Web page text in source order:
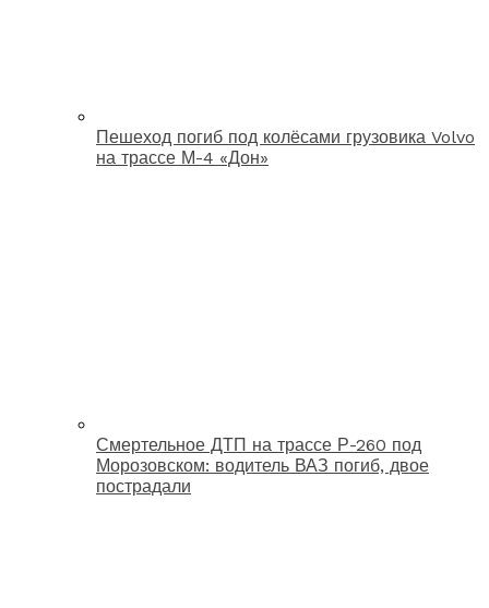
Пешеход погиб под колёсами грузовика Volvo
на трассе М-4 «Дон»
Смертельное ДТП на трассе Р-260 под
Морозовском: водитель ВАЗ погиб, двое
пострадали